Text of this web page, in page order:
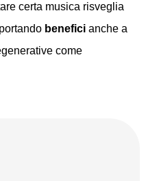
certa musica risveglia
beneficianche a
come